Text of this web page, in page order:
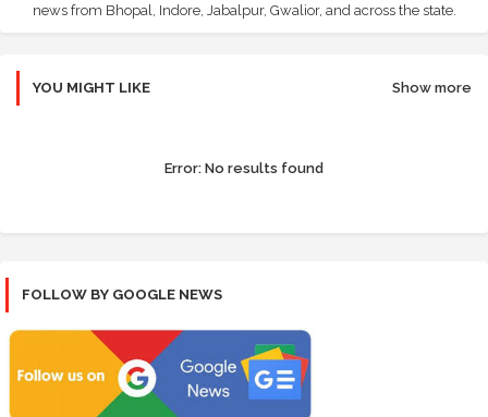
news from Bhopal, Indore, Jabalpur, Gwalior, and across the state.
YOU MIGHT LIKE Show more
Error: No results found
FOLLOW BY GOOGLE NEWS